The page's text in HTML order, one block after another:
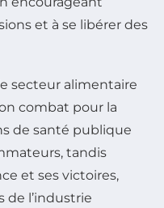
et à se libérer des
secteur alimentaire
combat pour la
de santé publique
tandis
et ses victoires,
de l’industrie